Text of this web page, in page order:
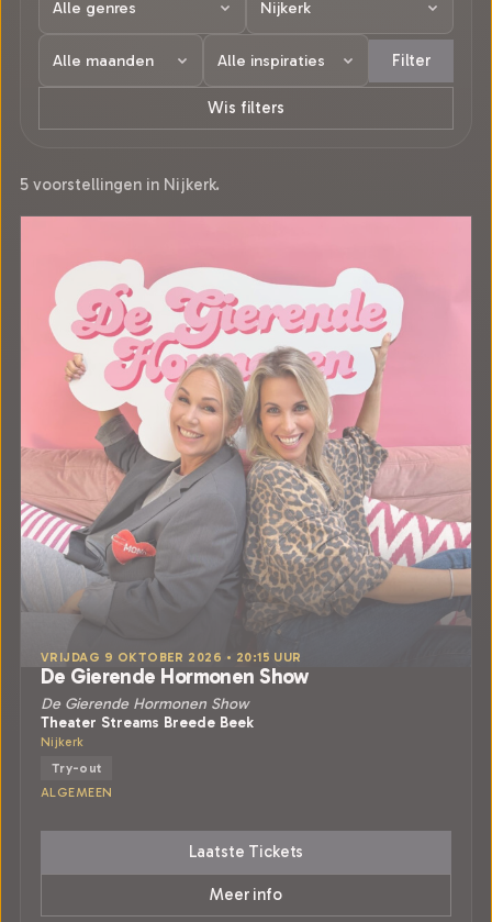
Filter
Wis filters
5 voorstellingen in Nijkerk.
VRIJDAG 9 OKTOBER 2026 • 20:15 UUR
De Gierende Hormonen Show
De Gierende Hormonen Show
Theater Streams Breede Beek
Nijkerk
Try-out
ALGEMEEN
Laatste Tickets
Meer info